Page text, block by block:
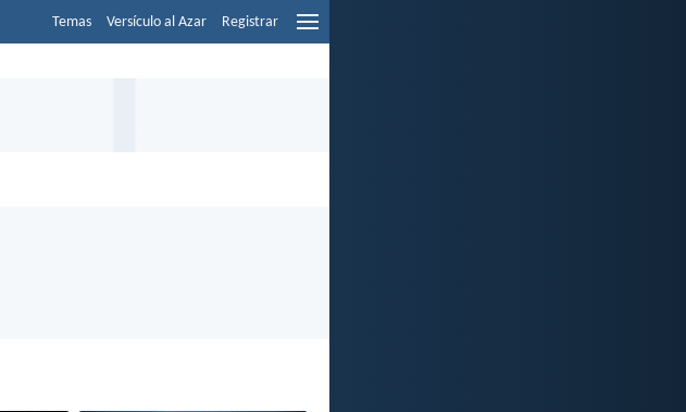
Temas Versículo al Azar Registrar